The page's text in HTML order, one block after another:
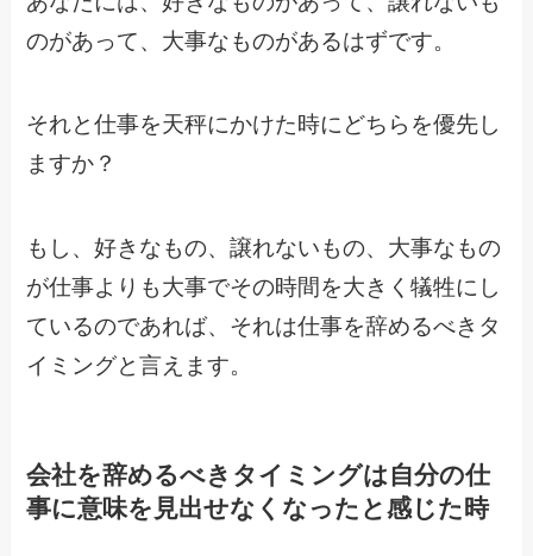
のがあって、大事なものがあるはずです。
それと仕事を天秤にかけた時にどちらを優先し
ますか？
もし、好きなもの、譲れないもの、大事なもの
が仕事よりも大事でその時間を大きく犠牲にし
ているのであれば、それは仕事を辞めるべきタ
イミングと言えます。
会社を辞めるべきタイミングは自分の仕
事に意味を見出せなくなったと感じた時